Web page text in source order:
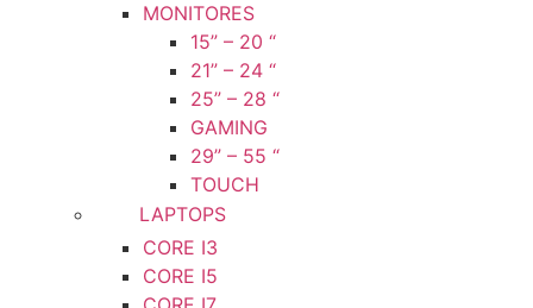
MONITORES
15” – 20 “
21” – 24 “
25” – 28 “
GAMING
29” – 55 “
TOUCH
LAPTOPS
CORE I3
CORE I5